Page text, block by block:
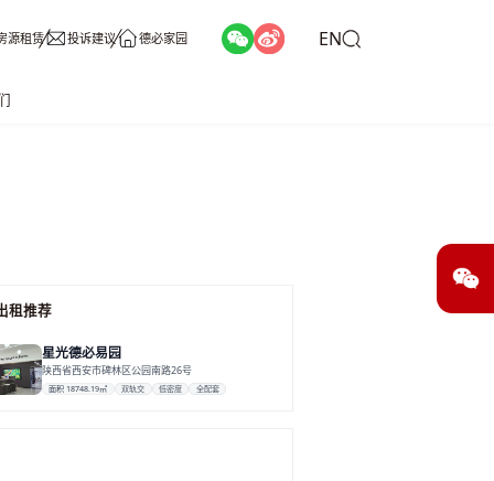
源租赁 投诉建议 德必家园 EN
租推荐
星光德必易园
陕西省西安市碑林区公园南路26号
面积 18748.19㎡ 双轨交 低密度 全配套